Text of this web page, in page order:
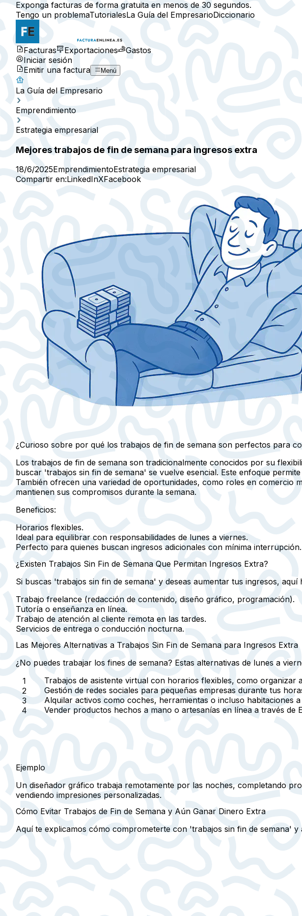
Exponga facturas de forma gratuita en menos de 30 segundos.
Tengo un problemaTutorialesLa Guía del EmpresarioDiccionario
Facturas Exportaciones
Gastos
Iniciar sesión
Emitir una factura
Menú
La Guía del Empresario
Emprendimiento
Estrategia empresarial
Mejores trabajos de fin de semana para ingresos extra
18/6/2025EmprendimientoEstrategia empresarial
Compartir en:LinkedInXFacebook
¿Curioso sobre por qué los trabajos de fin de semana son perfectos para
Los trabajos de fin de semana son tradicionalmente conocidos por su
buscar 'trabajos sin fin de semana' se vuelve esencial. Este enfoque
También ofrecen una variedad de oportunidades, como roles en comercio
mantienen sus compromisos durante la semana.
Beneficios:
Horarios flexibles.
Ideal para equilibrar con responsabilidades de lunes a viernes.
Perfecto para quienes buscan ingresos adicionales con mínima interrupción.
¿Existen Trabajos Sin Fin de Semana Que Permitan Ingresos Extra?
Si buscas 'trabajos sin fin de semana' y deseas aumentar tus ingresos,
Trabajo freelance (redacción de contenido, diseño gráfico, programación).
Tutoría o enseñanza en línea.
Trabajo de atención al cliente remota en las tardes.
Servicios de entrega o conducción nocturna.
Las Mejores Alternativas a Trabajos Sin Fin de Semana para Ingresos Extra
¿No puedes trabajar los fines de semana? Estas alternativas de lunes a
Trabajos de asistente virtual con horarios flexibles, como organizar
Gestión de redes sociales para pequeñas empresas durante tus
Alquilar activos como coches, herramientas o incluso habitaciones
Vender productos hechos a mano o artesanías en línea a través de
Ejemplo
Un diseñador gráfico trabaja remotamente por las noches, completando
vendiendo impresiones personalizadas.
Cómo Evitar Trabajos de Fin de Semana y Aún Ganar Dinero Extra
Aquí te explicamos cómo comprometerte con 'trabajos sin fin de semana' y